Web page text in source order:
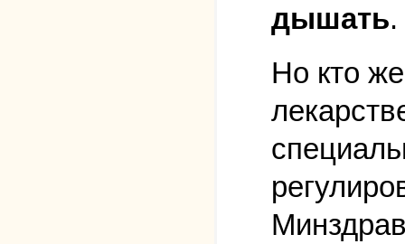
дышать.
Но кто